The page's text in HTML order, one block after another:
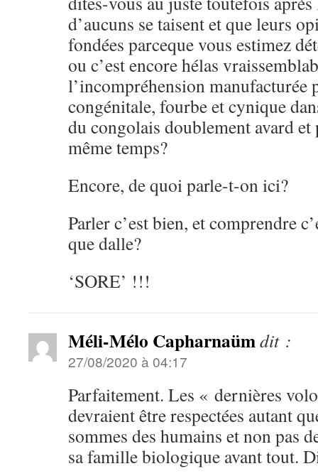
d’aucuns se taisent et que leurs
fondées parceque vous estimez
ou c’est encore hélas
l’incompréhension manufacturée
congénitale, fourbe et cynique
du congolais doublement avard et
même temps?
Encore, de quoi parle-t-on ici?
Parler c’est bien, et comprendre
que dalle?
‘SORE’ !!!
Méli-Mélo Capharnaümdit :
27/08/2020 à 04:17
Parfaitement. Les « dernières
devraient être respectées autant
sommes des humains et non pas
sa famille biologique avant tout.